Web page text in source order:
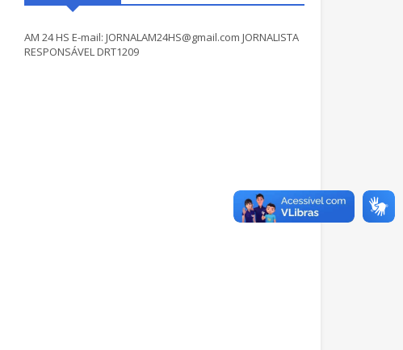
AM 24 HS E-mail: JORNALAM24HS@gmail.com JORNALISTA
RESPONSÁVEL DRT1209